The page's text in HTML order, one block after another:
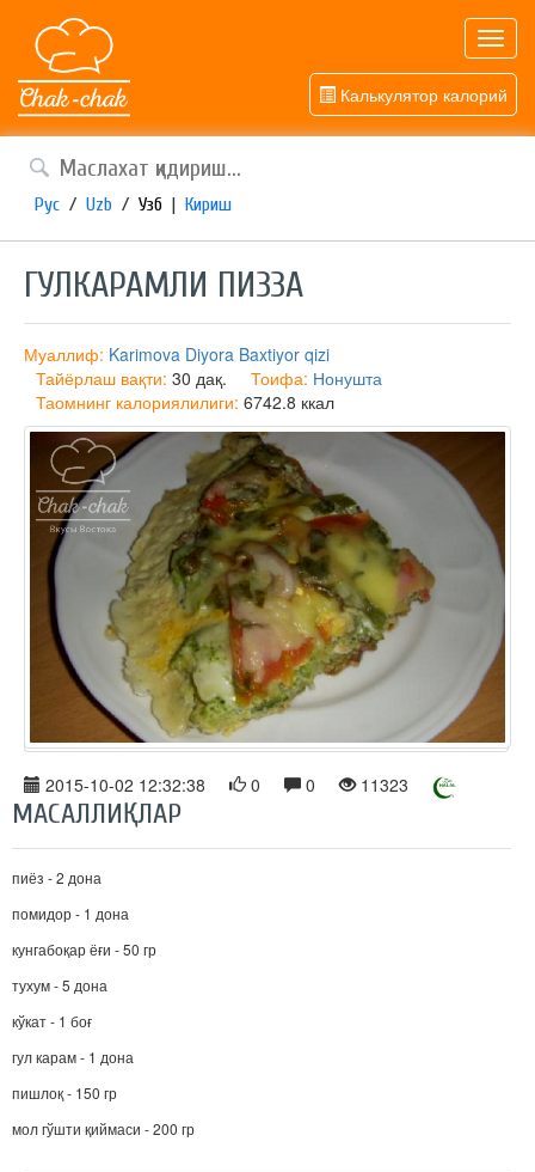
Калькулятор калорий
Рус / Uzb / Узб | Кириш
ГУЛКАРАМЛИ ПИЗЗА
Муаллиф: Karimova Diyora Baxtiyor qizi
Тайёрлаш вақти: 30 дақ. Тоифа: Нонушта
Таомнинг калориялилиги: 6742.8 ккал
2015-10-02 12:32:38 0 0 11323
МАСАЛЛИҚЛАР
пиёз - 2 дона
помидор - 1 дона
кунгабоқар ёғи - 50 гр
тухум - 5 дона
кўкат - 1 боғ
гул карам - 1 дона
пишлоқ - 150 гр
мол гўшти қиймаси - 200 гр